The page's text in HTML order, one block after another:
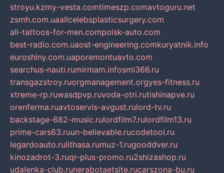
stroyu.kzmy-vesta.comtimeszp.comavtoguru.net
zsmh.com.uaallcelebsplasticsurgery.com
all-tattoos-for-men.compoisk-auto.com
best-radio.com.uaost-engineering.comkuryatnik.info
euroshiny.com.uaporemontuavto.com
searchus-nauti.rumirmam.infosmi366.ru
transgazstroy.ruorgmanagement.orgyes-fitness.ru
xtreme-rp.ruwasdpvp.ruvoda-otri.rutishinapve.ru
orenferma.ruavtoservis-avgust.rulord-tv.ru
backstage-682-music.rulordfilm7.rulordfilm13.ru
prime-cars63.ruun-believable.rucodetool.ru
legardoauto.rulithasa.rumuz-1.rugooddver.ru
kinozadrot-3.ruqr-plus-promo.ru2shizashop.ru
udalenka-club.runerabotaetsite.rucarszona-bu.ru